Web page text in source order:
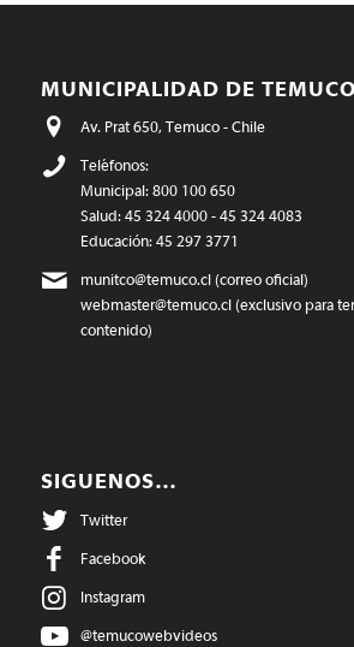
MUNICIPALIDAD DE TEMUCO
Av. Prat 650, Temuco - Chile
Teléfonos:
Municipal: 800 100 650
Salud: 45 324 4000 - 45 324 4083
Educación: 45 297 3771
munitco@temuco.cl(correo oficial)
webmaster@temuco.cl(exclusivo para
contenido)
SIGUENOS…
Twitter
Facebook
Instagram
@temucowebvideos